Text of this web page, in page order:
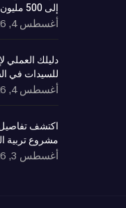
إلى 500 مليون ريال وعوائد مستدامة
أغسطس 4, 2026
دليلك
للسيدات في
أغسطس 4, 2026
اكتشف
مشروع تربية
أغسطس 3, 2026